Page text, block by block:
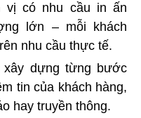
vị có nhu cầu in ấn
lớn – mỗi khách
nhu cầu thực tế.
dựng từng bước
tin của khách hàng,
hay truyền thông.